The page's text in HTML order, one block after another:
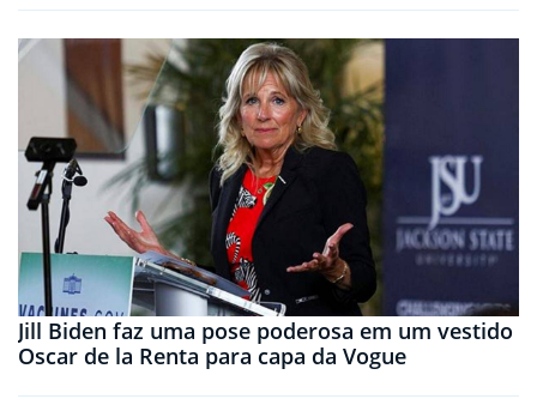
Jill Biden faz uma pose poderosa em um vestido
Oscar de la Renta para capa da Vogue